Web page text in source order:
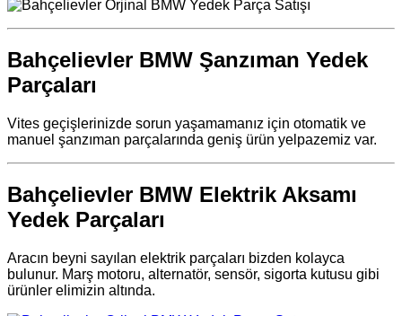
Bahçelievler BMW Şanzıman Yedek
Parçaları
Vites geçişlerinizde sorun yaşamamanız için otomatik ve
manuel şanzıman parçalarında geniş ürün yelpazemiz var.
Bahçelievler BMW Elektrik Aksamı
Yedek Parçaları
Aracın beyni sayılan elektrik parçaları bizden kolayca
bulunur. Marş motoru, alternatör, sensör, sigorta kutusu gibi
ürünler elimizin altında.